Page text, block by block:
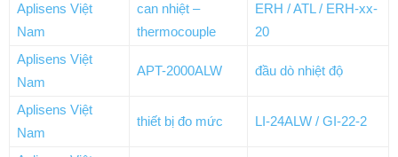
Aplisens Việt
Nam
can nhiệt –
thermocouple
ERH / ATL / ERH-xx-
20
Aplisens Việt
Nam
APT-2000ALW đầu dò nhiệt độ
Aplisens Việt
Nam
thiết bị đo mức LI-24ALW / GI-22-2